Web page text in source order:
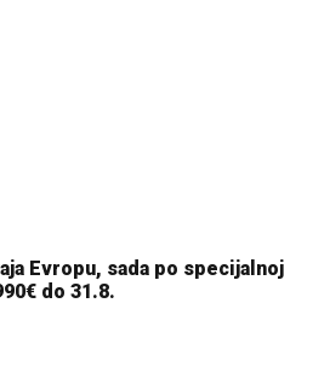
Evropu, sada po specijalnoj
do 31.8.